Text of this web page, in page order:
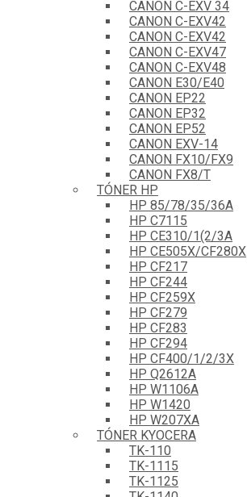
CANON C-EXV 34
CANON C-EXV42
CANON C-EXV42
CANON C-EXV47
CANON C-EXV48
CANON E30/E40
CANON EP22
CANON EP32
CANON EP52
CANON EXV-14
CANON FX10/FX9
CANON FX8/T
TÓNER HP
HP 85/78/35/36A
HP C7115
HP CE310/1(2/3A
HP CE505X/CF280X
HP CF217
HP CF244
HP CF259X
HP CF279
HP CF283
HP CF294
HP CF400/1/2/3X
HP Q2612A
HP W1106A
HP W1420
HP W207XA
TÓNER KYOCERA
TK-110
TK-1115
TK-1125